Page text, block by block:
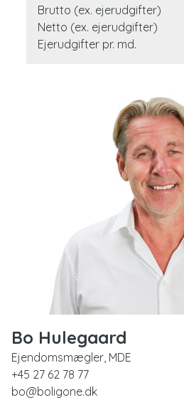
bydel med huse, der er opført i
der er masser af godt til øjnene.
vidstrakte grønne omgivelser
børnevenlig by, der byder på
ligesom her er et supermarked
Køreturen til Vejle klares på
bor forholdsvis tæt på bylivet,
uddannelsessteder, hvis I bliver
denne skønne ejendom.
Brutto (ex. ejerudgifter)
Netto (ex. ejerudgifter)
Ejerudgifter pr. md.
Bo Hulegaard
Ejendomsmægler, MDE
+45 27 62 78 77
bo@boligone.dk